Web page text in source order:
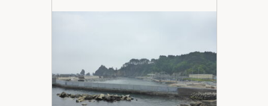
Foreign Laguage